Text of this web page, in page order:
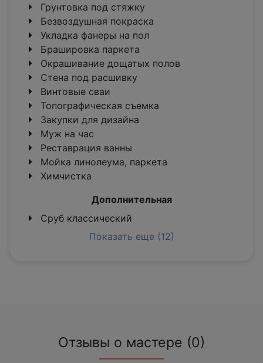
Грунтовка под стяжку
Безвоздушная покраска
Укладка фанеры на пол
Брашировка паркета
Окрашивание дощатых полов
Стена под расшивку
Винтовые сваи
Топографическая съемка
Закупки для дизайна
Муж на час
Реставрация ванны
Мойка линолеума, паркета
Химчистка
Дополнительная
Сруб классический
Показать еще (12)
Отзывы о мастере (0)